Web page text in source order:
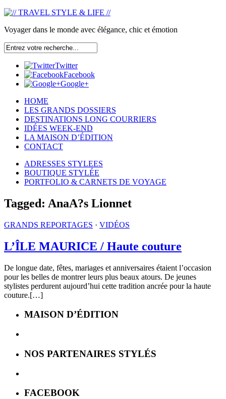
Voyager dans le monde avec élégance, chic et émotion
Twitter
Facebook
Google+
HOME
LES GRANDS DOSSIERS
DESTINATIONS LONG COURRIERS
IDÉES WEEK-END
LA MAISON D’ÉDITION
CONTACT
ADRESSES STYLEES
BOUTIQUE STYLÉE
PORTFOLIO & CARNETS DE VOYAGE
Tagged: AnaA?s Lionnet
GRANDS REPORTAGES · VIDÉOS
L’ÎLE MAURICE / Haute couture
De longue date, fêtes, mariages et anniversaires étaient l’occasion
pour les belles de montrer leurs plus beaux atours. De jeunes
stylistes perdurent aujourd’hui cette tradition ancrée pour la haute
couture.[…]
MAISON D’ÉDITION
NOS PARTENAIRES STYLÉS
FACEBOOK